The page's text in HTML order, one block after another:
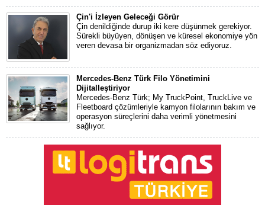
Çin'i İzleyen Geleceği Görür
Çin denildiğinde durup iki kere düşünmek gerekiyor.
Sürekli büyüyen, dönüşen ve küresel ekonomiye yön
veren devasa bir organizmadan söz ediyoruz.
Mercedes-Benz Türk Filo Yönetimini
Dijitalleştiriyor
Mercedes-Benz Türk; My TruckPoint, TruckLive ve
Fleetboard çözümleriyle kamyon filolarının bakım ve
operasyon süreçlerini daha verimli yönetmesini
sağlıyor.